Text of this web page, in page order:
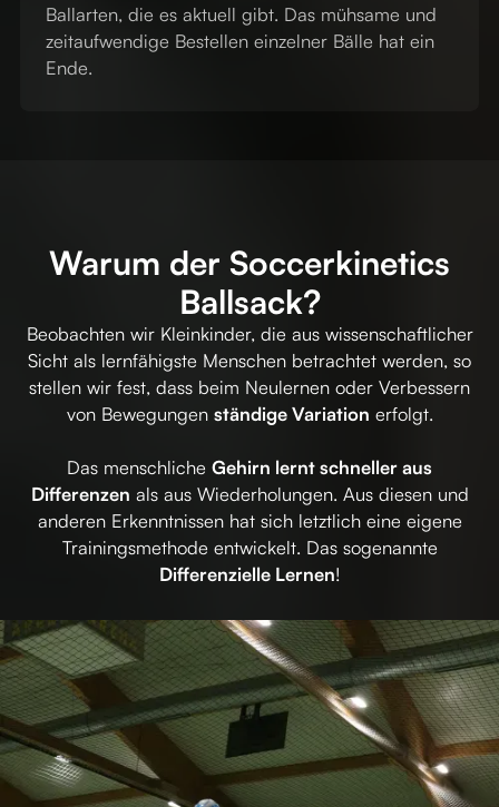
Ballarten, die es aktuell gibt. Das mühsame und
zeitaufwendige Bestellen einzelner Bälle hat ein
Ende.
Warum der Soccerkinetics
Ballsack?
Beobachten wir Kleinkinder, die aus wissenschaftlicher
Sicht als lernfähigste Menschen betrachtet werden, so
stellen wir fest, dass beim Neulernen oder Verbessern
von Bewegungen ständige Variation erfolgt.
Das menschliche Gehirn lernt schneller aus
Differenzen als aus Wiederholungen. Aus diesen und
anderen Erkenntnissen hat sich letztlich eine eigene
Trainingsmethode entwickelt. Das sogenannte
Differenzielle Lernen!